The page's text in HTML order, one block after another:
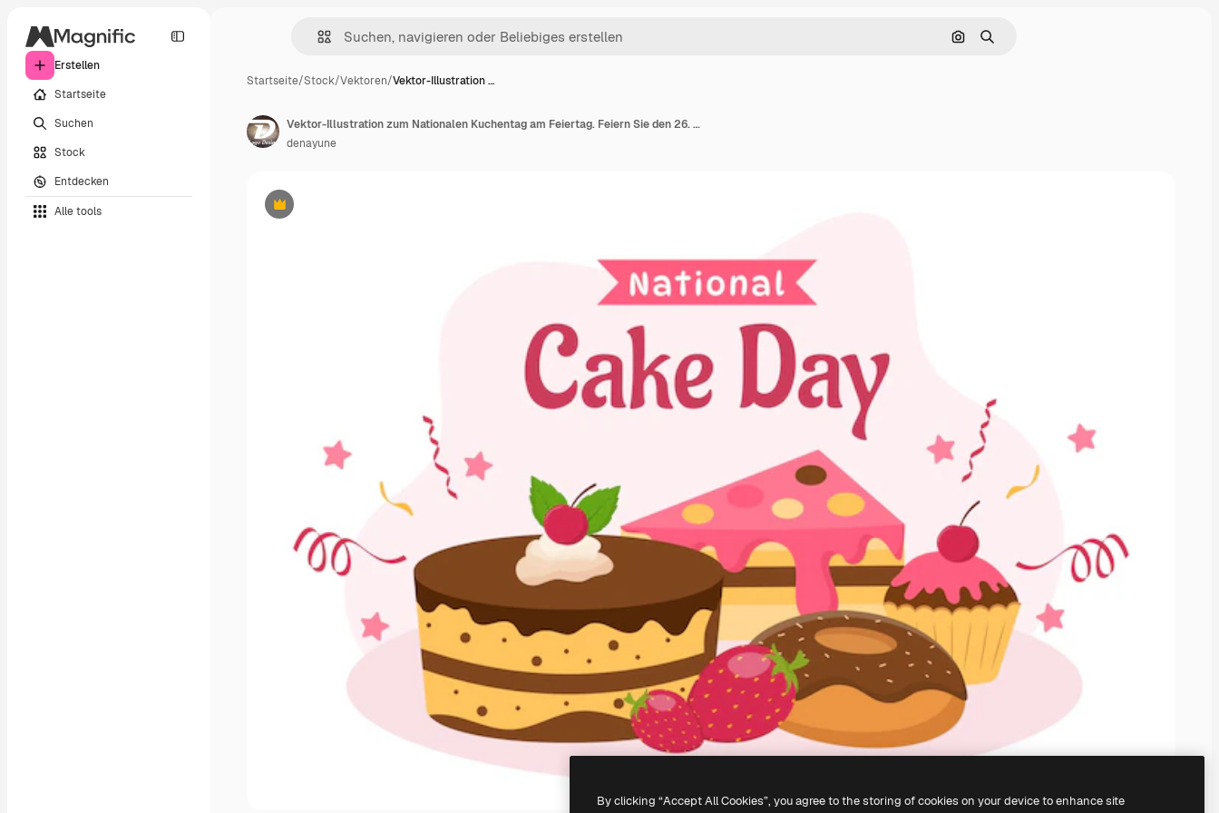
Erstellen
Startseite
Suchen
Stock
Entdecken
Alle tools
Nach Bild suchen
Suchen
Startseite/Stock/Vektoren/Vektor-Illustration …
Premium
Vektor-Illustration zum Nationalen Kuchentag am Feiertag. Feiern Sie den 26. November mit süßem Brot
denayune
By clicking “Accept All Cookies”, you agree to the storing of cookies on your device to enhance site